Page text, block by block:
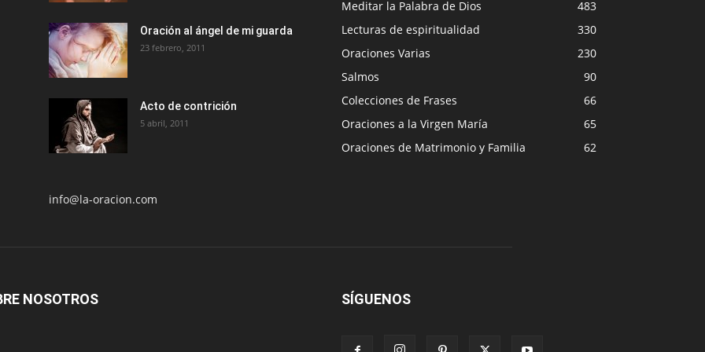
Oración al ángel de mi guarda
23 febrero, 2011
Acto de contrición
5 abril, 2011
info@la-oracion.com
Meditar la Palabra de Dios
483
Lecturas de espiritualidad
330
Oraciones Varias
230
Salmos
90
Colecciones de Frases
66
Oraciones a la Virgen María
65
Oraciones de Matrimonio y Familia
62
NOSOTROS SÍGUENOS